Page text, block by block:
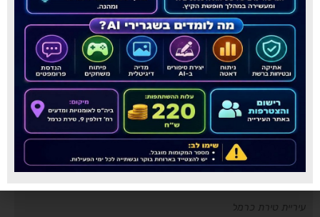
עיריית טירת כרמל